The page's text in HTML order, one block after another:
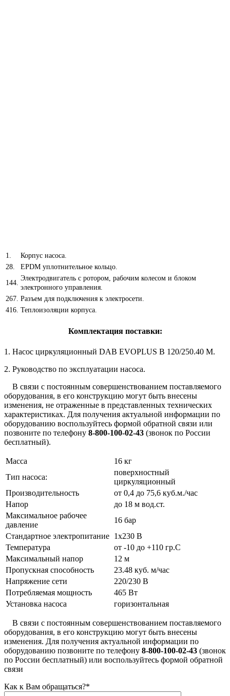
1.
Корпус насоса.
28.
EPDM уплотнительное кольцо.
144.
Электродвигатель с ротором, рабочим колесом и блоком
электронного управления.
267. Разъем для подключения к электросети.
416. Теплоизоляции корпуса.
Комплектация поставки:
1. Насос циркуляционный DAB EVOPLUS B 120/250.40 M.
2. Руководство по эксплуатации насоса.
В связи с постоянным совершенствованием поставляемого
оборудования, в его конструкцию могут быть внесены
изменения, не отраженные в представленных технических
характеристиках. Для получения актуальной информации по
оборудованию воспользуйтесь формой обратной связи или
позвоните по телефону 8-800-100-02-43 (звонок по России
бесплатный).
Масса
16 кг
Тип насоса:
поверхностный
циркуляционный
Производительность
от 0,4 до 75,6 куб.м./час
Напор
до 18 м вод.ст.
Максимальное рабочее
давление
16 бар
Стандартное электропитание 1x230 В
Температура
от -10 до +110 гр.С
Максимальный напор
12 м
Пропускная способность
23.48 куб. м/час
Напряжение сети
220/230 В
Потребляемая мощность
465 Вт
Установка насоса
горизонтальная
В связи с постоянным совершенствованием поставляемого
оборудования, в его конструкцию могут быть внесены
изменения. Для получения актуальной информации по
оборудованию позвоните по телефону 8-800-100-02-43 (звонок
по России бесплатный) или воспользуйтесь формой обратной
связи
Как к Вам обращаться?*